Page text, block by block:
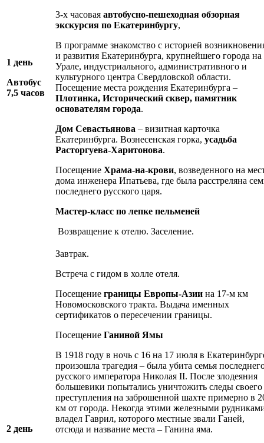
1 день
Автобус
7,5 часов
3-х часовая автобусно-пешеходная обзорная
экскурсия по Екатеринбургу,
В программе знакомство с историей
и развития Екатеринбурга, крупнейшего города на
Урале, индустриального, административного и
культурного центра Свердловской области.
Посещение места рождения Екатеринбурга –
Плотинка, Исторический сквер, памятник
основателям города.
Дом Севастьянова – визитная карточка
Екатеринбурга. Вознесенская горка, усадьба
Расторгуева-Харитонова.
Посещение Храма-на-крови, возведенного на
дома инженера Ипатьева, где была расстреляна
последнего русского царя.
Мастер-класс по лепке пельменей
Возвращение к отелю. Заселение.
2 день
Завтрак.
Встреча с гидом в холле отеля.
Посещение границы Европы-Азии на 17-м км
Новомосковского тракта. Выдача именных
сертификатов о пересечении границы.
Посещение Ганиной Ямы
В 1918 году в ночь с 16 на 17 июля в
произошла трагедия – была убита семья
русского императора Николая II. После злодеяния
большевики попытались уничтожить следы своего
преступления на заброшенной шахте примерно в
км от города. Некогда этими железными
владел Гаврил, которого местные звали Ганей,
отсюда и название места – Ганина яма.